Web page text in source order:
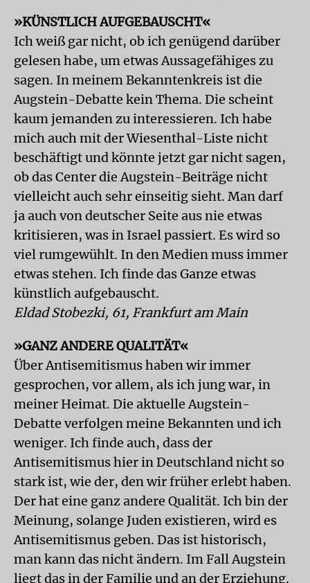
»KÜNSTLICH AUFGEBAUSCHT«
Ich weiß gar nicht, ob ich genügend darüber
gelesen habe, um etwas Aussagefähiges zu
sagen. In meinem Bekanntenkreis ist die
Augstein-Debatte kein Thema. Die scheint
kaum jemanden zu interessieren. Ich habe
mich auch mit der Wiesenthal-Liste nicht
beschäftigt und könnte jetzt gar nicht sagen,
ob das Center die Augstein-Beiträge nicht
vielleicht auch sehr einseitig sieht. Man darf
ja auch von deutscher Seite aus nie etwas
kritisieren, was in Israel passiert. Es wird so
viel rumgewühlt. In den Medien muss immer
etwas stehen. Ich finde das Ganze etwas
künstlich aufgebauscht.
Eldad Stobezki, 61, Frankfurt am Main
»GANZ ANDERE QUALITÄT«
Über Antisemitismus haben wir immer
gesprochen, vor allem, als ich jung war, in
meiner Heimat. Die aktuelle Augstein-
Debatte verfolgen meine Bekannten und ich
weniger. Ich finde auch, dass der
Antisemitismus hier in Deutschland nicht so
stark ist, wie der, den wir früher erlebt haben.
Der hat eine ganz andere Qualität. Ich bin der
Meinung, solange Juden existieren, wird es
Antisemitismus geben. Das ist historisch,
man kann das nicht ändern. Im Fall Augstein
liegt das in der Familie und an der Erziehung.